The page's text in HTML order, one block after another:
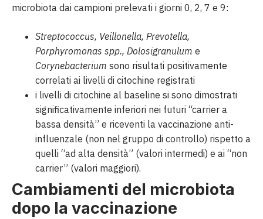
microbiota dai campioni prelevati i giorni 0, 2, 7 e 9:
Streptococcus, Veillonella, Prevotella,
Porphyromonas spp., Dolosigranulum e
Corynebacterium sono risultati positivamente
correlati ai livelli di citochine registrati
i livelli di citochine al baseline si sono dimostrati
significativamente inferiori nei futuri “carrier a
bassa densità” e riceventi la vaccinazione anti-
influenzale (non nel gruppo di controllo) rispetto a
quelli “ad alta densità” (valori intermedi) e ai “non
carrier” (valori maggiori).
Cambiamenti del microbiota
dopo la vaccinazione